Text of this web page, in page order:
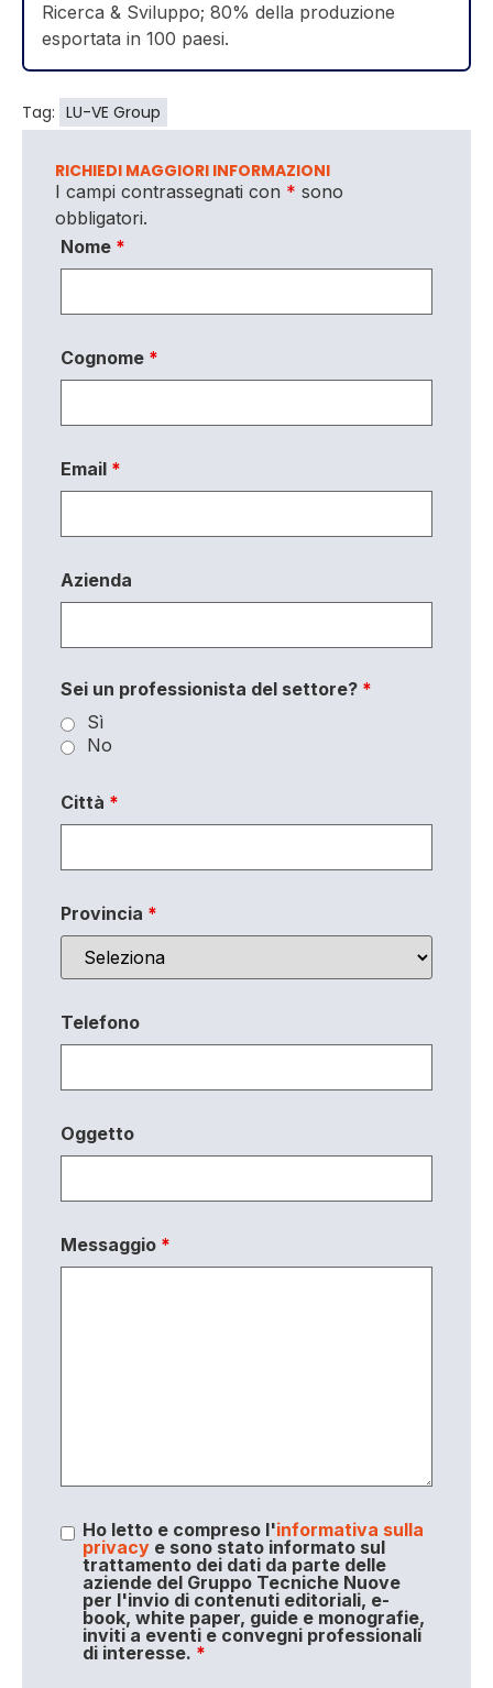
Ricerca & Sviluppo; 80% della produzione
esportata in 100 paesi.
Tag: LU-VE Group
RICHIEDI MAGGIORI INFORMAZIONI
I campi contrassegnati con * sono
obbligatori.
Nome *
Cognome *
Email *
Azienda
Sei un professionista del settore? *
Sì
No
Città *
Provincia *
Telefono
Oggetto
Messaggio *
Ho letto e compreso l'informativa sulla
privacye sono stato informato sul
trattamento dei dati da parte delle
aziende del Gruppo Tecniche Nuove
per l'invio di contenuti editoriali, e-
book, white paper, guide e monografie,
inviti a eventi e convegni professionali
di interesse. *